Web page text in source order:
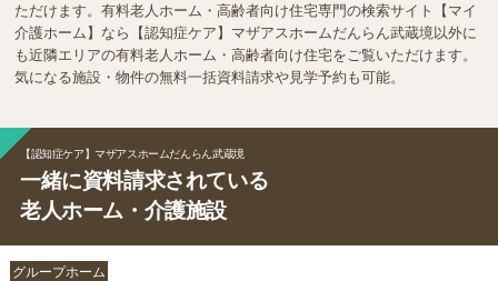
ただけます。有料老人ホーム・高齢者向け住宅専門の検索サイト【マイ
介護ホーム】なら【認知症ケア】マザアスホームだんらん武蔵境以外に
も近隣エリアの有料老人ホーム・高齢者向け住宅をご覧いただけます。
気になる施設・物件の無料一括資料請求や見学予約も可能。
【認知症ケア】マザアスホームだんらん武蔵境
一緒に資料請求されている
老人ホーム・介護施設
グループホーム